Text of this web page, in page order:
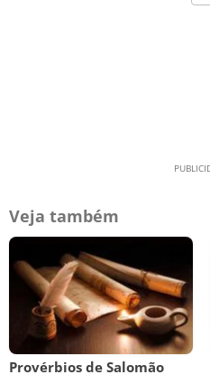
Veja também
Provérbios de Salomão